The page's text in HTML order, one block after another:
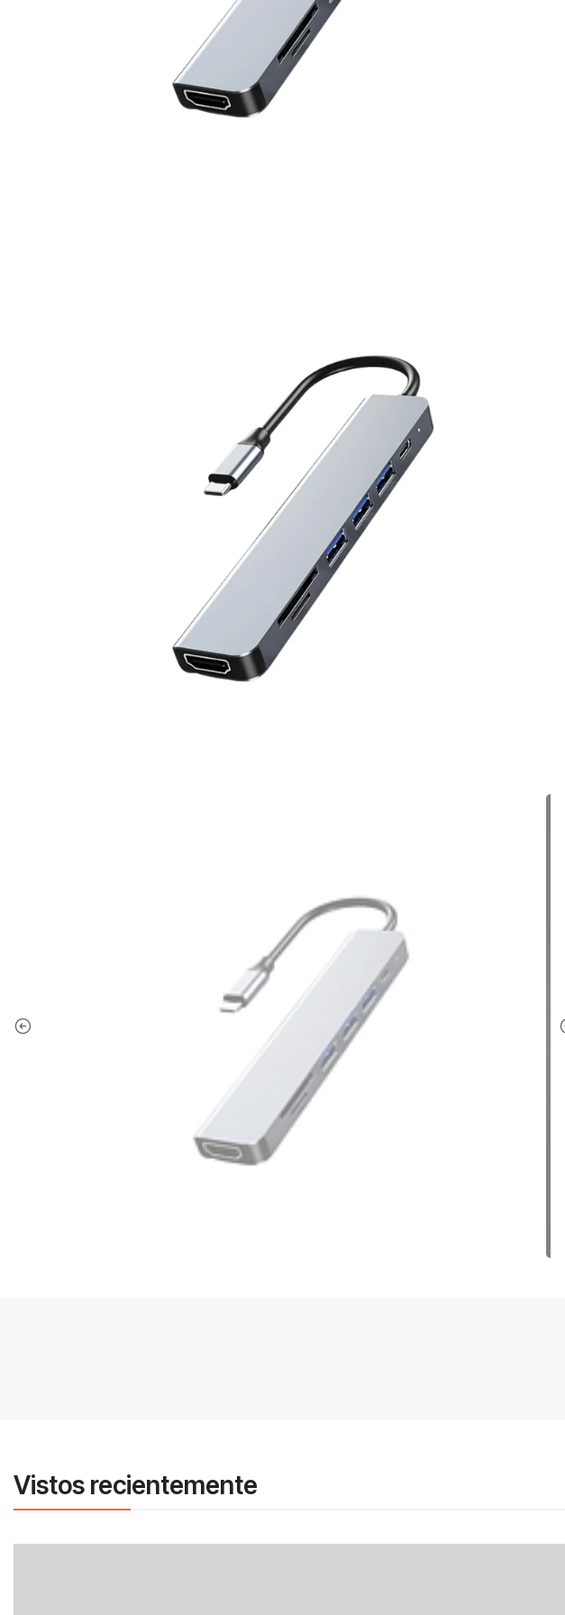
Vistos recientemente